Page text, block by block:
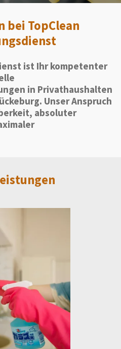
bei TopClean
ist Ihr kompetenter
in Privathaushalten
Unser Anspruch
absoluter